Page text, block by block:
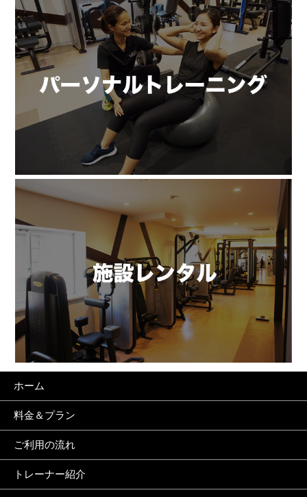
ホーム
料金＆プラン
ご利用の流れ
トレーナー紹介